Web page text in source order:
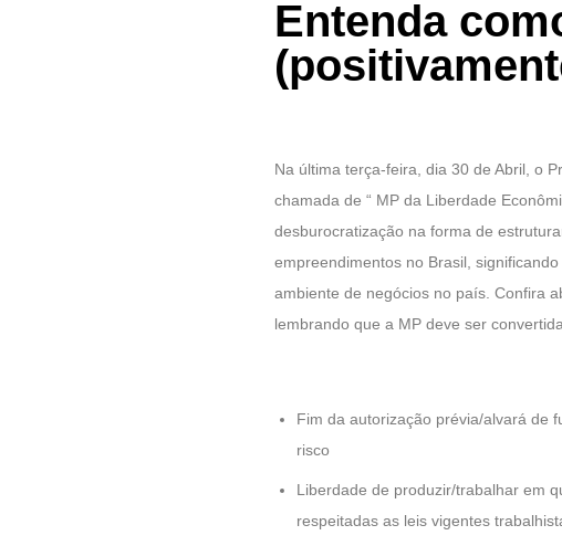
Entenda
Na última terça-feira, dia 30 de Abril, o
chamada de “ MP da Liberdade
desburocratização na forma de
empreendimentos no Brasil,
ambiente de negócios no país. Confira
lembrando que a MP deve ser
Fim da autorização prévia/alvará de
risco
Liberdade de produzir/trabalhar em
respeitadas as leis vigentes